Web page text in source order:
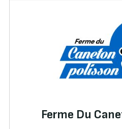
Ferme Du